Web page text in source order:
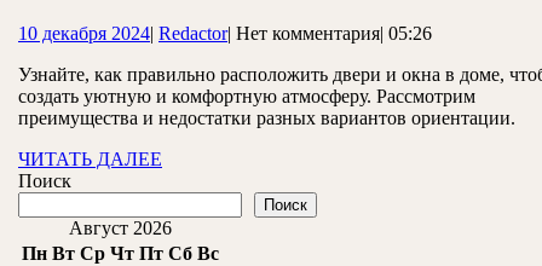
стороны
света:
10 декабря 202410
2024
| RedactorRedactor
| Нет комментария| 05:26
Узнайте, как правильно расположить двери и окна в доме,
создать уютную и комфортную атмосферу. Рассмотрим
преимущества и недостатки разных вариантов ориентации.
ЧИТАТЬ ДАЛЕЕ
Поиск
Поиск
Август 2026
Пн Вт Ср Чт Пт Сб Вс